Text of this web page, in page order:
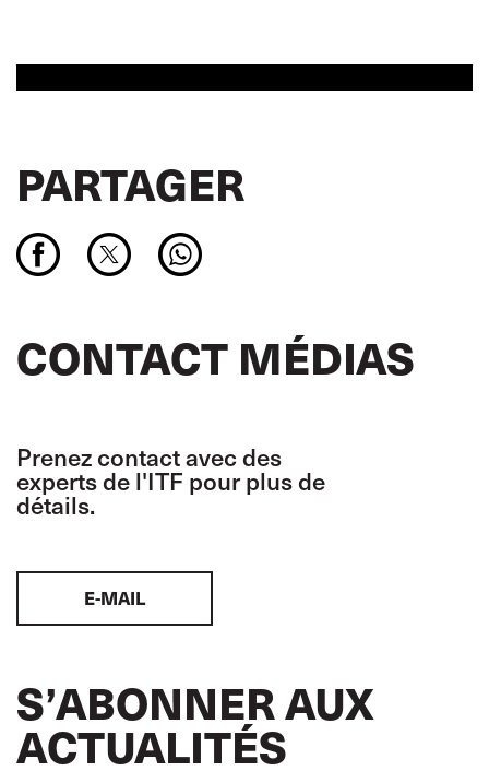
PARTAGER
CONTACT MÉDIAS
Prenez contact avec des
experts de l'ITF pour plus de
détails.
E-MAIL
S’ABONNER AUX
ACTUALITÉS